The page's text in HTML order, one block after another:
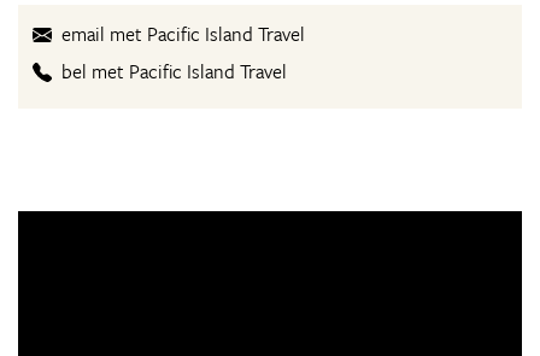
email met Pacific Island Travel
bel met Pacific Island Travel